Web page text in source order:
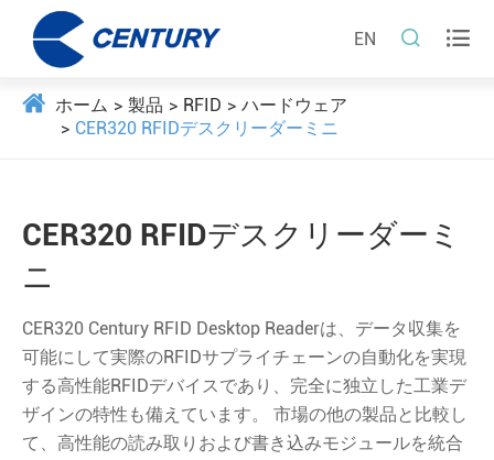
EN  
ホーム 製品 RFID
ハードウェア
CER320 RFIDデスクリーダーミニ
CER320 RFIDデスクリーダーミ
ニ
CER320 Century RFID Desktop Readerは、データ収集を
可能にして実際のRFIDサプライチェーンの自動化を実現
する高性能RFIDデバイスであり、完全に独立した工業デ
ザインの特性も備えています。 市場の他の製品と比較し
て、高性能の読み取りおよび書き込みモジュールを統合